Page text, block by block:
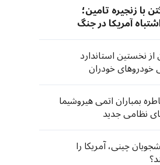
با زنجیره تامین؛
آمریکا در جنگ
نخستین استاندارد
خودروهای خودران
بمباران اتمی هیروشیما
نظامی جدید
چینی، آمریکا را